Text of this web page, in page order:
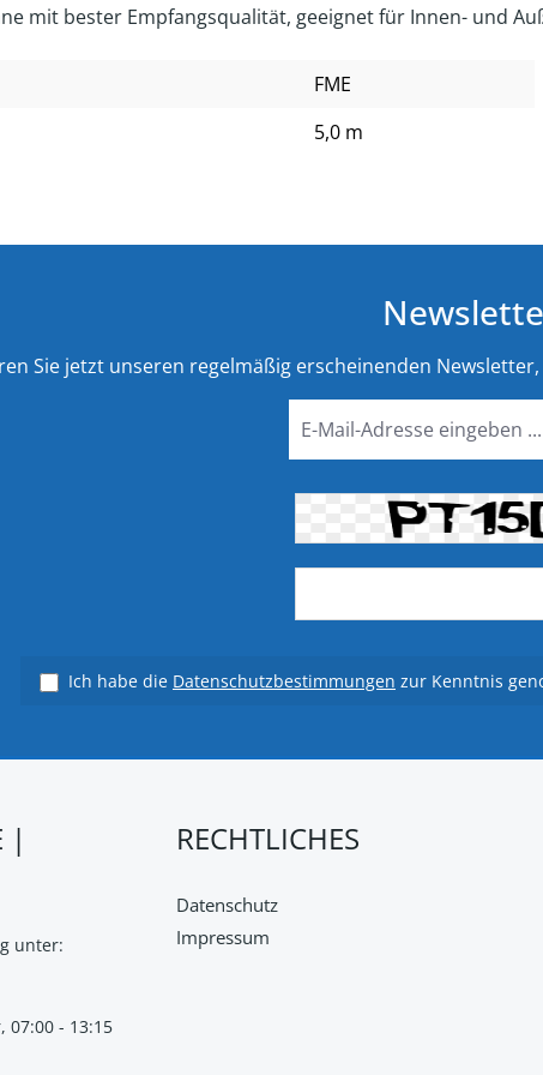
mit bester Empfangsqualität, geeignet für Innen- und
FME
5,0 m
Sie jetzt unseren regelmäßig erscheinenden
Ich habe die Datenschutzbestimmungen zur Kenntnis
|
unter:
07:00 - 13:15
RECHTLICHES
Datenschutz
Impressum